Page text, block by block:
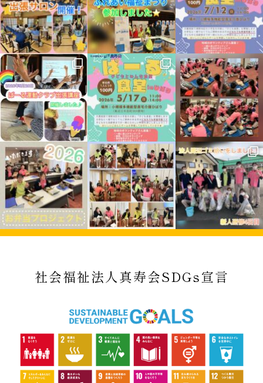
社会福祉法人真寿会SDGs宣言